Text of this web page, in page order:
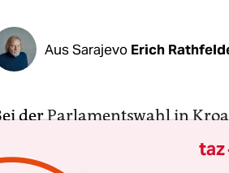
Aus Sarajevo Erich
derParlamentswahl in
Regierungspartei am Mittwoch
meisten Sitze errungen,
taz